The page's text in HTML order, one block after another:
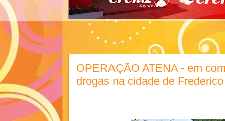
OPERAÇÃO ATENA - em
drogas na cidade de